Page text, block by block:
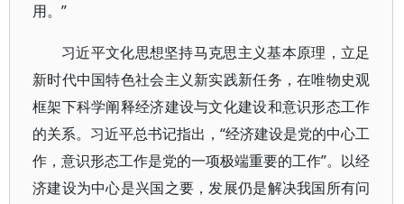
用。”
习近平文化思想坚持马克思主义基本原理，立足
新时代中国特色社会主义新实践新任务，在唯物史观
框架下科学阐释经济建设与文化建设和意识形态工作
的关系。习近平总书记指出，“经济建设是党的中心工
作，意识形态工作是党的一项极端重要的工作”。以经
济建设为中心是兴国之要，发展仍是解决我国所有问